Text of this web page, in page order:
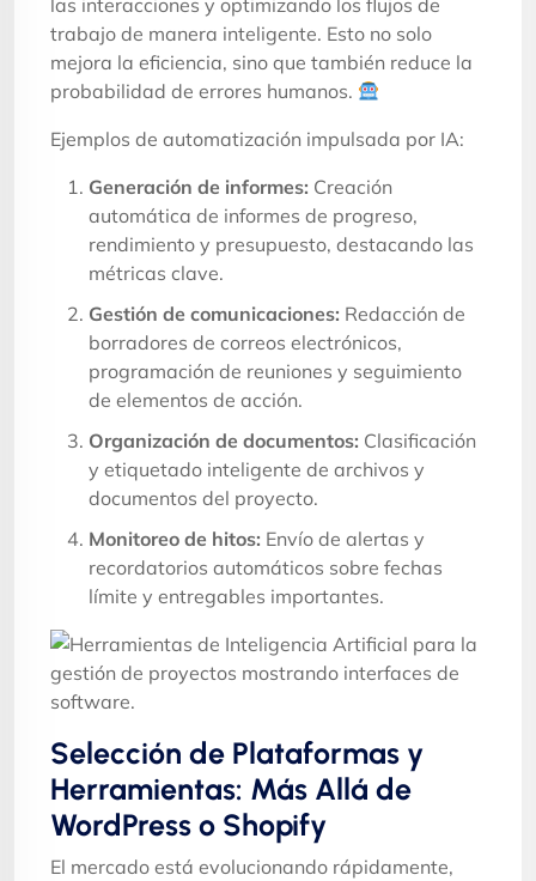
trabajo de manera inteligente. Esto no solo
mejora la eficiencia, sino que también reduce la
probabilidad de errores humanos.
Ejemplos de automatización impulsada por IA:
Generación de informes: Creación
automática de informes de progreso,
rendimiento y presupuesto, destacando las
métricas clave.
Gestión de comunicaciones: Redacción de
borradores de correos electrónicos,
programación de reuniones y seguimiento
de elementos de acción.
Organización de documentos: Clasificación
y etiquetado inteligente de archivos y
documentos del proyecto.
Monitoreo de hitos: Envío de alertas y
recordatorios automáticos sobre fechas
límite y entregables importantes.
Selección de Plataformas y
Herramientas: Más Allá de
WordPress o Shopify
El mercado está evolucionando rápidamente,